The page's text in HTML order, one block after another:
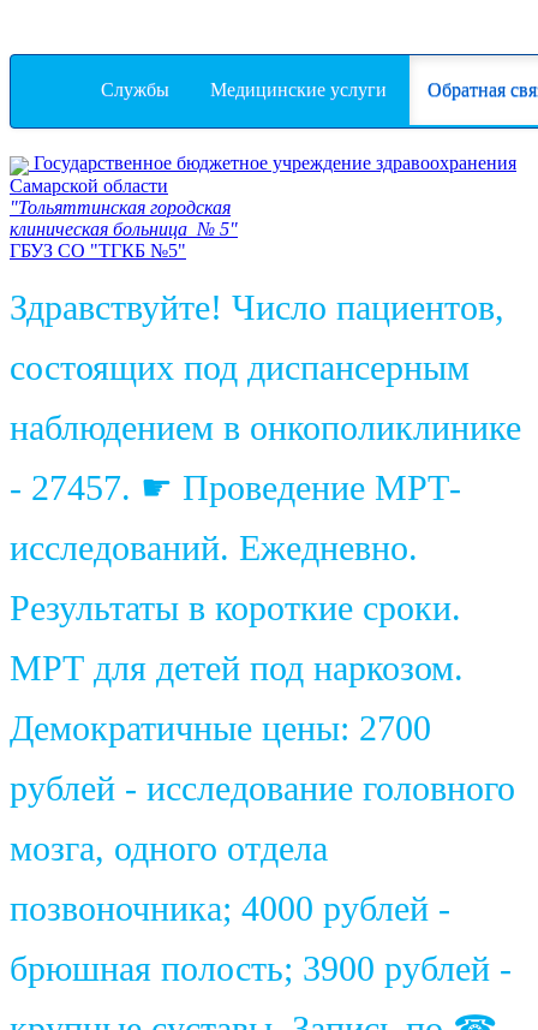
Службы Медицинские услуги Обратная
Государственное бюджетное учреждение здравоохранения
Самарской области
"Тольяттинская городская
клиническая больница № 5"
ГБУЗ СО "ТГКБ №5"
Здравствуйте! Число пациентов,
состоящих под диспансерным
наблюдением в онкополиклинике
- 27457. ☛ Проведение МРТ-
исследований. Ежедневно.
Результаты в короткие сроки.
МРТ для детей под наркозом.
Демократичные цены: 2700
рублей - исследование головного
мозга, одного отдела
позвоночника; 4000 рублей -
брюшная полость; 3900 рублей -